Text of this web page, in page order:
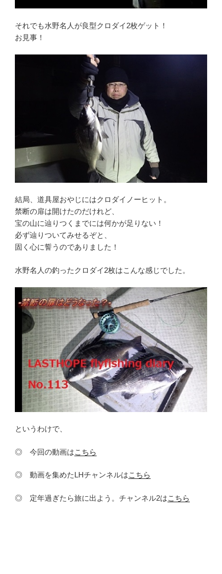
それでも水野名人が良型クロダイ2枚ゲット！
お見事！
結局、道具屋おやじにはクロダイノーヒット。
禁断の扉は開けたのだけれど、
宝の山に辿りつくまでには何かが足りない！
必ず辿りついてみせるぞと、
固く心に誓うのでありました！
水野名人の釣ったクロダイ2枚はこんな感じでした。
というわけで、
◎ 今回の動画はこちら
◎ 動画を集めたLHチャンネルはこちら
◎ 定年過ぎたら旅に出よう。チャンネル2はこちら